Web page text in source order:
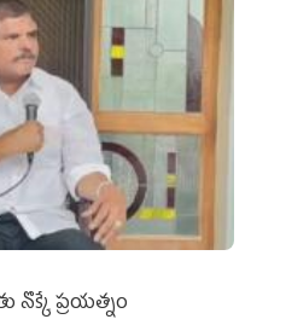
నొక్కే ప్రయత్నం